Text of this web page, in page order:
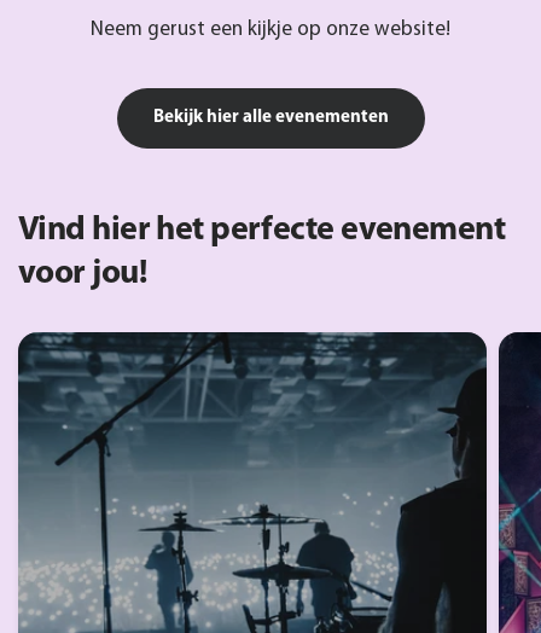
Neem gerust een kijkje op onze website!
Bekijk hier alle evenementen
Vind hier het perfecte evenement
voor jou!